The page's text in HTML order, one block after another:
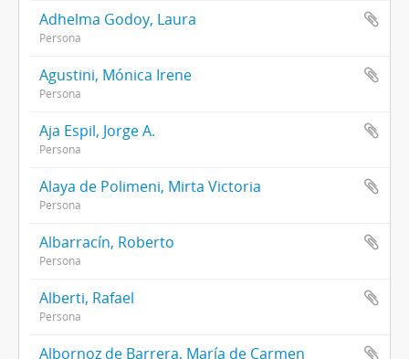
Adhelma Godoy, Laura
Persona
Agustini, Mónica Irene
Persona
Aja Espil, Jorge A.
Persona
Alaya de Polimeni, Mirta Victoria
Persona
Albarracín, Roberto
Persona
Alberti, Rafael
Persona
Albornoz de Barrera, María de Carmen